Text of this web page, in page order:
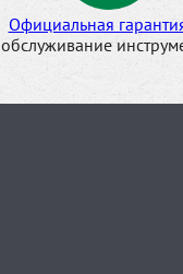
Официальная
обслуживание